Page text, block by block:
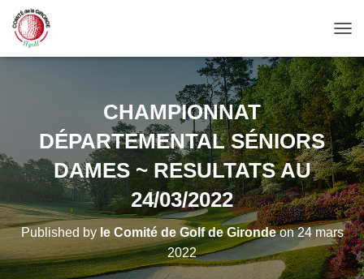
CHAMPIONNAT
DÉPARTEMENTAL SÉNIORS
DAMES ~ RESULTATS AU
24/03/2022
Published by le Comité de Golf de Girondeon24 mars
2022